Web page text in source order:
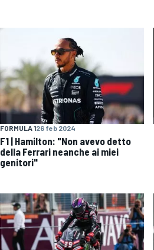
FORMULA 126 feb 2024
F1 | Hamilton: "Non avevo detto
della Ferrari neanche ai miei
genitori"